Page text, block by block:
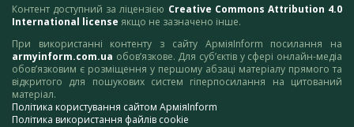
Контент доступний за ліцензією Creative Commons Attribution 4.0
International license якщо не зазначено інше.
При використанні контенту з сайту АрміяInform посилання на
armyinform.com.ua обов’язкове. Для суб’єктів у сфері онлайн-медіа
обов’язковим є розміщення у першому абзаці матеріалу прямого та
відкритого для пошукових систем гіперпосилання на цитований
матеріал.
Політика користування сайтом АрміяInform
Політика використання файлів cookie